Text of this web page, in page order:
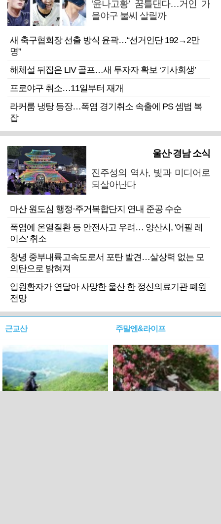
‘윤나고황’ 꿈틀댄다…거인 가
을야구 불씨 살릴까
새 축구협회장 선출 방식 윤곽…“선거인단 192→2만
명”
해체설 뒤집은 LIV 골프…새 투자자 확보 ‘기사회생’
프로야구 취소…11일부터 재개
라커룸 냉탕 등장…폭염 경기취소 속출에 PS 셈법 복
잡
울산·경남 소식
진주성의 역사, 빛과 미디어로
되살아난다
마산 원도심 행정·주거복합단지 연내 준공 수순
폭염에 온열질환 등 안전사고 우려… 양산시, '어필 레
이스' 취소
창녕 중부내륙고속도로서 포탄 발견…살상력 없는 모
의탄으로 밝혀져
입원환자가 연달아 사망한 울산 한 정신의료기관 폐원
전망
근교산 주말엔&라이프